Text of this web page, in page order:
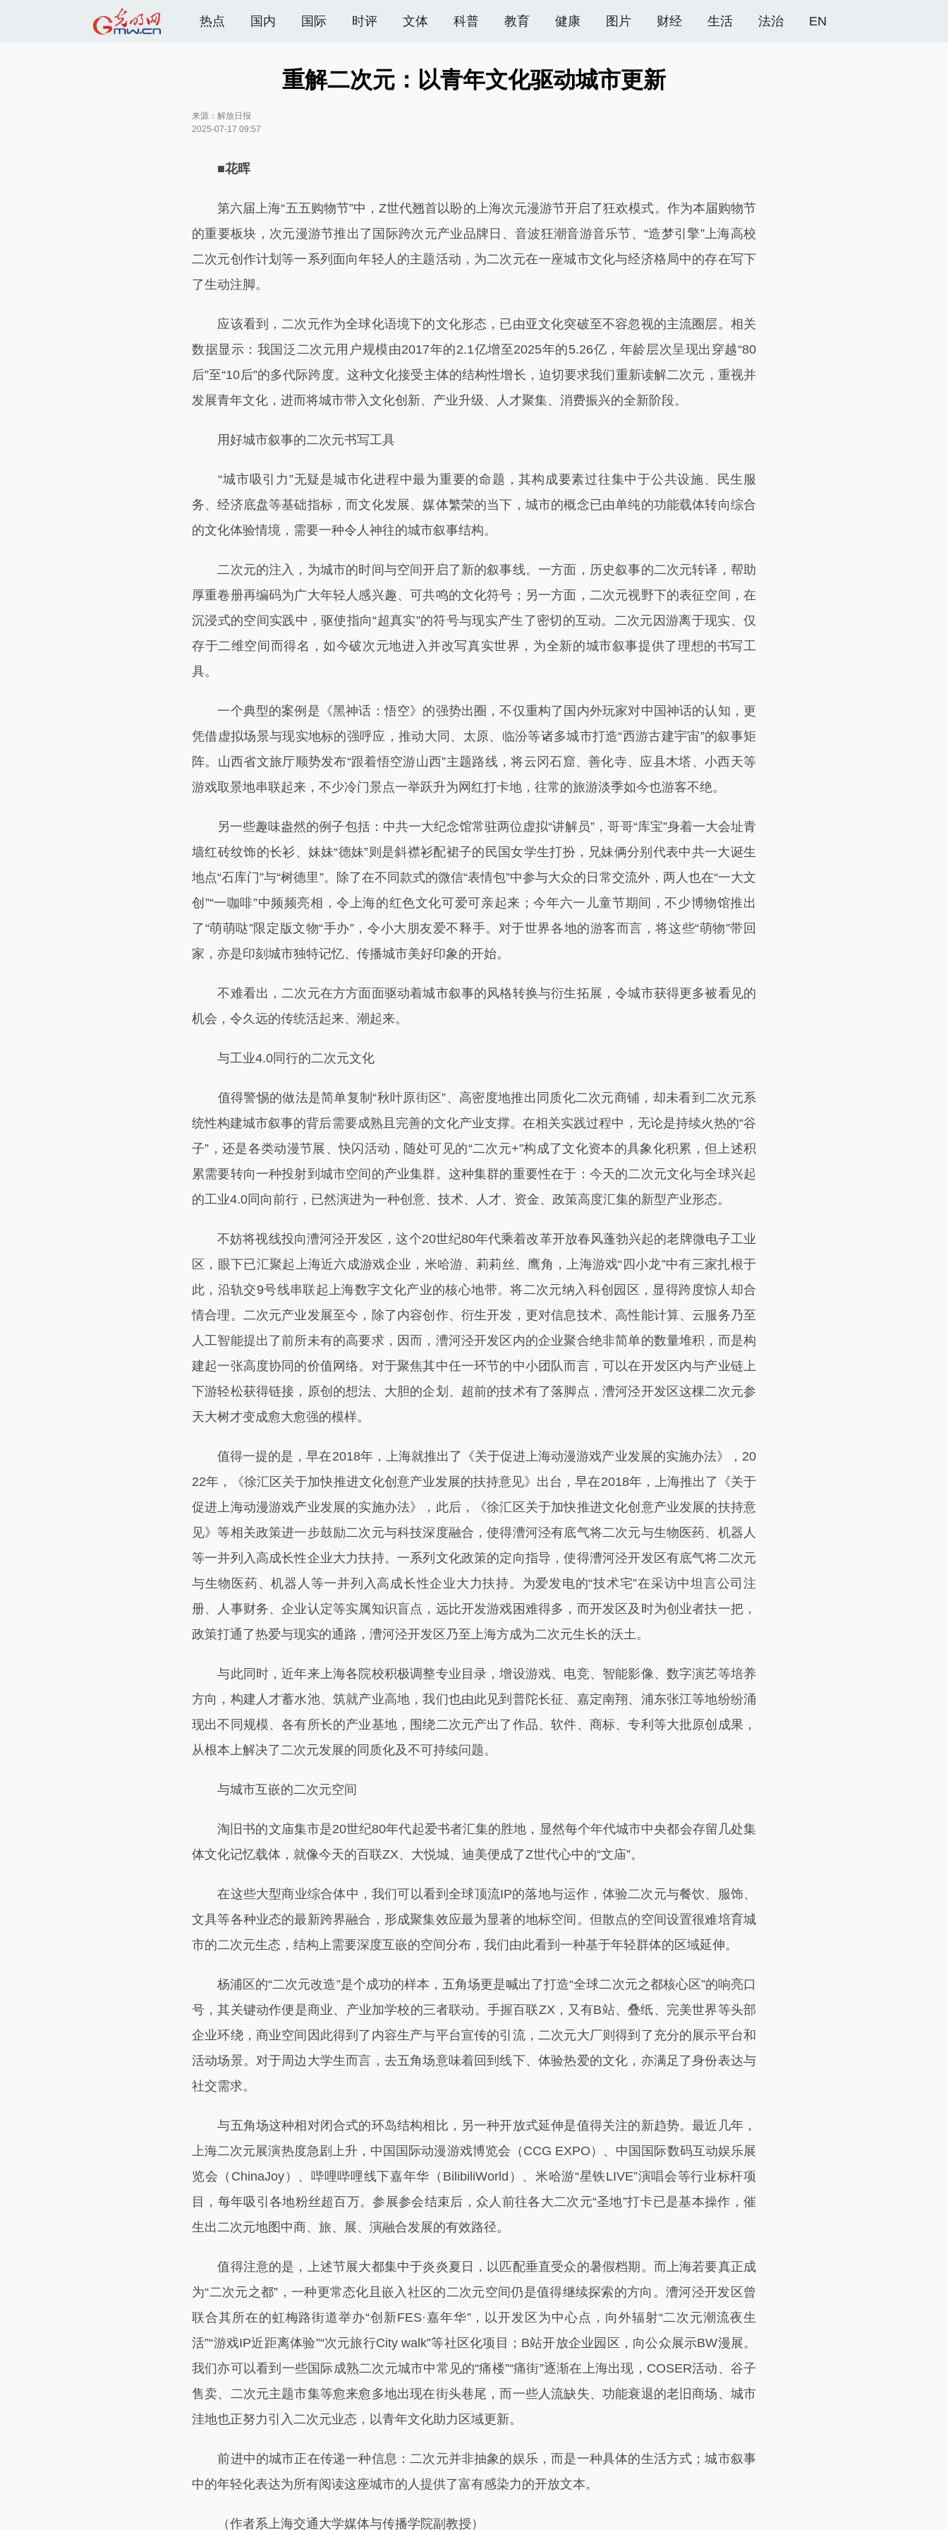
热点 国内 国际 时评 文体 科普 教育 健康 图片 财经 生活 法治 EN
重解二次元：以青年文化驱动城市更新
来源：解放日报
2025-07-17 09:57
■花晖
第六届上海“五五购物节”中，Z世代翘首以盼的上海次元漫游节开启了狂欢模式。作为本届购物节
的重要板块，次元漫游节推出了国际跨次元产业品牌日、音波狂潮音游音乐节、“造梦引擎”上海高校
二次元创作计划等一系列面向年轻人的主题活动，为二次元在一座城市文化与经济格局中的存在写下
了生动注脚。
应该看到，二次元作为全球化语境下的文化形态，已由亚文化突破至不容忽视的主流圈层。相关
数据显示：我国泛二次元用户规模由2017年的2.1亿增至2025年的5.26亿，年龄层次呈现出穿越“80
后”至“10后”的多代际跨度。这种文化接受主体的结构性增长，迫切要求我们重新读解二次元，重视并
发展青年文化，进而将城市带入文化创新、产业升级、人才聚集、消费振兴的全新阶段。
用好城市叙事的二次元书写工具
“城市吸引力”无疑是城市化进程中最为重要的命题，其构成要素过往集中于公共设施、民生服
务、经济底盘等基础指标，而文化发展、媒体繁荣的当下，城市的概念已由单纯的功能载体转向综合
的文化体验情境，需要一种令人神往的城市叙事结构。
二次元的注入，为城市的时间与空间开启了新的叙事线。一方面，历史叙事的二次元转译，帮助
厚重卷册再编码为广大年轻人感兴趣、可共鸣的文化符号；另一方面，二次元视野下的表征空间，在
沉浸式的空间实践中，驱使指向“超真实”的符号与现实产生了密切的互动。二次元因游离于现实、仅
存于二维空间而得名，如今破次元地进入并改写真实世界，为全新的城市叙事提供了理想的书写工
具。
一个典型的案例是《黑神话：悟空》的强势出圈，不仅重构了国内外玩家对中国神话的认知，更
凭借虚拟场景与现实地标的强呼应，推动大同、太原、临汾等诸多城市打造“西游古建宇宙”的叙事矩
阵。山西省文旅厅顺势发布“跟着悟空游山西”主题路线，将云冈石窟、善化寺、应县木塔、小西天等
游戏取景地串联起来，不少冷门景点一举跃升为网红打卡地，往常的旅游淡季如今也游客不绝。
另一些趣味盎然的例子包括：中共一大纪念馆常驻两位虚拟“讲解员”，哥哥“库宝”身着一大会址青
墙红砖纹饰的长衫、妹妹“德妹”则是斜襟衫配裙子的民国女学生打扮，兄妹俩分别代表中共一大诞生
地点“石库门”与“树德里”。除了在不同款式的微信“表情包”中参与大众的日常交流外，两人也在“一大文
创”“一咖啡”中频频亮相，令上海的红色文化可爱可亲起来；今年六一儿童节期间，不少博物馆推出
了“萌萌哒”限定版文物“手办”，令小大朋友爱不释手。对于世界各地的游客而言，将这些“萌物”带回
家，亦是印刻城市独特记忆、传播城市美好印象的开始。
不难看出，二次元在方方面面驱动着城市叙事的风格转换与衍生拓展，令城市获得更多被看见的
机会，令久远的传统活起来、潮起来。
与工业4.0同行的二次元文化
值得警惕的做法是简单复制“秋叶原街区”、高密度地推出同质化二次元商铺，却未看到二次元系
统性构建城市叙事的背后需要成熟且完善的文化产业支撑。在相关实践过程中，无论是持续火热的“谷
子”，还是各类动漫节展、快闪活动，随处可见的“二次元+”构成了文化资本的具象化积累，但上述积
累需要转向一种投射到城市空间的产业集群。这种集群的重要性在于：今天的二次元文化与全球兴起
的工业4.0同向前行，已然演进为一种创意、技术、人才、资金、政策高度汇集的新型产业形态。
不妨将视线投向漕河泾开发区，这个20世纪80年代乘着改革开放春风蓬勃兴起的老牌微电子工业
区，眼下已汇聚起上海近六成游戏企业，米哈游、莉莉丝、鹰角，上海游戏“四小龙”中有三家扎根于
此，沿轨交9号线串联起上海数字文化产业的核心地带。将二次元纳入科创园区，显得跨度惊人却合
情合理。二次元产业发展至今，除了内容创作、衍生开发，更对信息技术、高性能计算、云服务乃至
人工智能提出了前所未有的高要求，因而，漕河泾开发区内的企业聚合绝非简单的数量堆积，而是构
建起一张高度协同的价值网络。对于聚焦其中任一环节的中小团队而言，可以在开发区内与产业链上
下游轻松获得链接，原创的想法、大胆的企划、超前的技术有了落脚点，漕河泾开发区这棵二次元参
天大树才变成愈大愈强的模样。
值得一提的是，早在2018年，上海就推出了《关于促进上海动漫游戏产业发展的实施办法》，20
22年，《徐汇区关于加快推进文化创意产业发展的扶持意见》出台，早在2018年，上海推出了《关于
促进上海动漫游戏产业发展的实施办法》，此后，《徐汇区关于加快推进文化创意产业发展的扶持意
见》等相关政策进一步鼓励二次元与科技深度融合，使得漕河泾有底气将二次元与生物医药、机器人
等一并列入高成长性企业大力扶持。一系列文化政策的定向指导，使得漕河泾开发区有底气将二次元
与生物医药、机器人等一并列入高成长性企业大力扶持。为爱发电的“技术宅”在采访中坦言公司注
册、人事财务、企业认定等实属知识盲点，远比开发游戏困难得多，而开发区及时为创业者扶一把，
政策打通了热爱与现实的通路，漕河泾开发区乃至上海方成为二次元生长的沃土。
与此同时，近年来上海各院校积极调整专业目录，增设游戏、电竞、智能影像、数字演艺等培养
方向，构建人才蓄水池、筑就产业高地，我们也由此见到普陀长征、嘉定南翔、浦东张江等地纷纷涌
现出不同规模、各有所长的产业基地，围绕二次元产出了作品、软件、商标、专利等大批原创成果，
从根本上解决了二次元发展的同质化及不可持续问题。
与城市互嵌的二次元空间
淘旧书的文庙集市是20世纪80年代起爱书者汇集的胜地，显然每个年代城市中央都会存留几处集
体文化记忆载体，就像今天的百联ZX、大悦城、迪美便成了Z世代心中的“文庙”。
在这些大型商业综合体中，我们可以看到全球顶流IP的落地与运作，体验二次元与餐饮、服饰、
文具等各种业态的最新跨界融合，形成聚集效应最为显著的地标空间。但散点的空间设置很难培育城
市的二次元生态，结构上需要深度互嵌的空间分布，我们由此看到一种基于年轻群体的区域延伸。
杨浦区的“二次元改造”是个成功的样本，五角场更是喊出了打造“全球二次元之都核心区”的响亮口
号，其关键动作便是商业、产业加学校的三者联动。手握百联ZX，又有B站、叠纸、完美世界等头部
企业环绕，商业空间因此得到了内容生产与平台宣传的引流，二次元大厂则得到了充分的展示平台和
活动场景。对于周边大学生而言，去五角场意味着回到线下、体验热爱的文化，亦满足了身份表达与
社交需求。
与五角场这种相对闭合式的环岛结构相比，另一种开放式延伸是值得关注的新趋势。最近几年，
上海二次元展演热度急剧上升，中国国际动漫游戏博览会（CCG EXPO）、中国国际数码互动娱乐展
览会（ChinaJoy）、哔哩哔哩线下嘉年华（BilibiliWorld）、米哈游“星铁LIVE”演唱会等行业标杆项
目，每年吸引各地粉丝超百万。参展参会结束后，众人前往各大二次元“圣地”打卡已是基本操作，催
生出二次元地图中商、旅、展、演融合发展的有效路径。
值得注意的是，上述节展大都集中于炎炎夏日，以匹配垂直受众的暑假档期。而上海若要真正成
为“二次元之都”，一种更常态化且嵌入社区的二次元空间仍是值得继续探索的方向。漕河泾开发区曾
联合其所在的虹梅路街道举办“创新FES·嘉年华”，以开发区为中心点，向外辐射“二次元潮流夜生
活”“游戏IP近距离体验”“次元旅行City walk”等社区化项目；B站开放企业园区，向公众展示BW漫展。
我们亦可以看到一些国际成熟二次元城市中常见的“痛楼”“痛街”逐渐在上海出现，COSER活动、谷子
售卖、二次元主题市集等愈来愈多地出现在街头巷尾，而一些人流缺失、功能衰退的老旧商场、城市
洼地也正努力引入二次元业态，以青年文化助力区域更新。
前进中的城市正在传递一种信息：二次元并非抽象的娱乐，而是一种具体的生活方式；城市叙事
中的年轻化表达为所有阅读这座城市的人提供了富有感染力的开放文本。
（作者系上海交通大学媒体与传播学院副教授）